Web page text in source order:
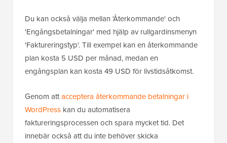
Du kan också välja mellan 'Återkommande' och
'Engångsbetalningar' med hjälp av rullgardinsmenyn
'Faktureringstyp'. Till exempel kan en återkommande
plan kosta 5 USD per månad, medan en
engångsplan kan kosta 49 USD för livstidsåtkomst.
Genom attacceptera återkommande betalningar i
WordPress kan du automatisera
faktureringsprocessen och spara mycket tid. Det
innebär också att du inte behöver skicka